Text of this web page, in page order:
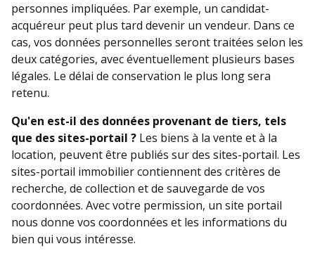
personnes impliquées. Par exemple, un candidat-
acquéreur peut plus tard devenir un vendeur. Dans ce
cas, vos données personnelles seront traitées selon les
deux catégories, avec éventuellement plusieurs bases
légales. Le délai de conservation le plus long sera
retenu.
Qu'en est-il des données provenant de tiers, tels
que des sites-portail ? Les biens à la vente et à la
location, peuvent être publiés sur des sites-portail. Les
sites-portail immobilier contiennent des critères de
recherche, de collection et de sauvegarde de vos
coordonnées. Avec votre permission, un site portail
nous donne vos coordonnées et les informations du
bien qui vous intéresse.